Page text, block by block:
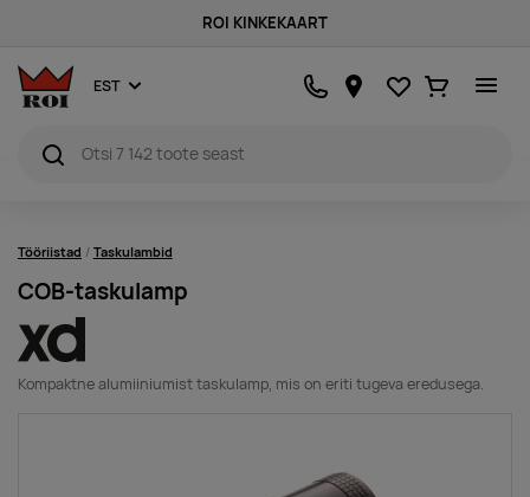
ROI KINKEKAART
EST Lemmikud
Ostukorv
Tööriistad Taskulambid
COB-taskulamp
Kompaktne alumiiniumist taskulamp, mis on eriti tugeva eredusega.